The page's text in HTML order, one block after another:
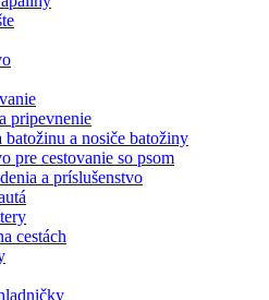
pripevnenie
batožinu a nosiče batožiny
pre cestovanie so psom
a príslušenstvo
cestách